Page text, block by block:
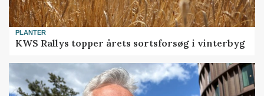
PLANTER
KWS Rallys topper årets sortsforsøg i vinterbyg